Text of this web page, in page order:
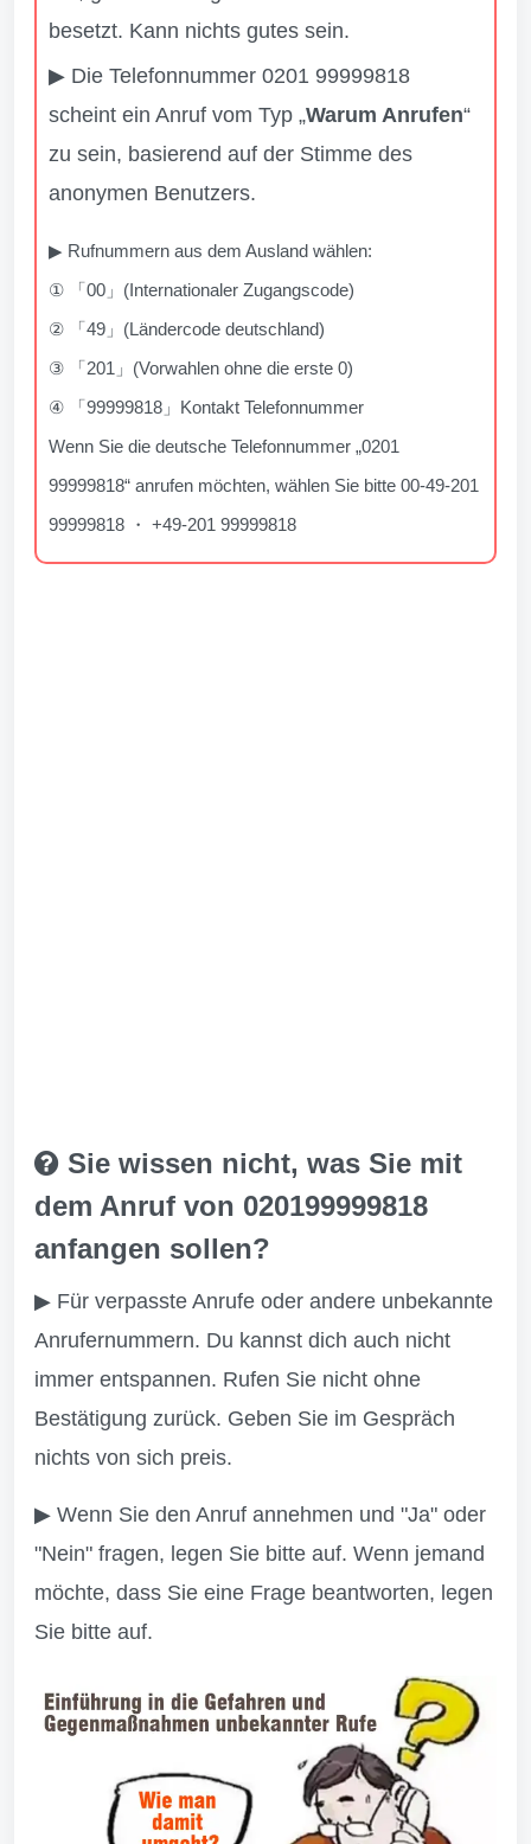
besetzt. Kann nichts gutes sein.
▶ Die Telefonnummer 0201 99999818
scheint ein Anruf vom Typ „Warum Anrufen“
zu sein, basierend auf der Stimme des
anonymen Benutzers.
▶ Rufnummern aus dem Ausland wählen:
① 「00」(Internationaler Zugangscode)
② 「49」(Ländercode deutschland)
③ 「201」(Vorwahlen ohne die erste 0)
④ 「99999818」Kontakt Telefonnummer
Wenn Sie die deutsche Telefonnummer „0201
99999818“ anrufen möchten, wählen Sie bitte 00-49-201
99999818 ・ +49-201 99999818
Sie wissen nicht, was Sie mit
dem Anruf von 020199999818
anfangen sollen?
▶ Für verpasste Anrufe oder andere unbekannte
Anrufernummern. Du kannst dich auch nicht
immer entspannen. Rufen Sie nicht ohne
Bestätigung zurück. Geben Sie im Gespräch
nichts von sich preis.
▶ Wenn Sie den Anruf annehmen und "Ja" oder
"Nein" fragen, legen Sie bitte auf. Wenn jemand
möchte, dass Sie eine Frage beantworten, legen
Sie bitte auf.